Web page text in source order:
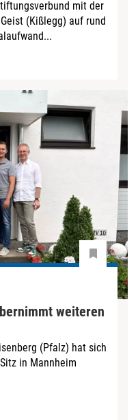
mit der
(Kißlegg) auf rund
weiteren
(Pfalz) hat sich
in Mannheim